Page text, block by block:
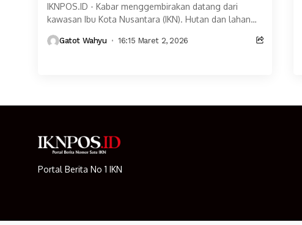
IKNPOS.ID - Kabar menggembirakan datang dari
kawasan Ibu Kota Nusantara (IKN). Hutan dan lahan
mulai...
Gatot Wahyu 16:15 Maret 2, 2026
Portal Berita No 1 IKN